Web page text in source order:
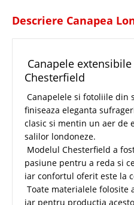
Descriere Canapea
Canapele
Chesterfield
Canapelele si fotoliile din
finiseaza eleganta
clasic si mentin un aer de
salilor londoneze.
Modelul Chesterfield a
pasiune pentru a reda si
iar confortul oferit este la
Toate materialele folosite
iar pentru productia